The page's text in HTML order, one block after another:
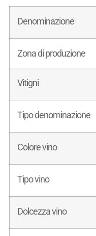
Denominazione
Zona di produzione
Vitigni
Tipo denominazione
Colore vino
Tipo vino
Dolcezza vino